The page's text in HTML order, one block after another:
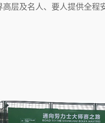
层及名人、要人提供全